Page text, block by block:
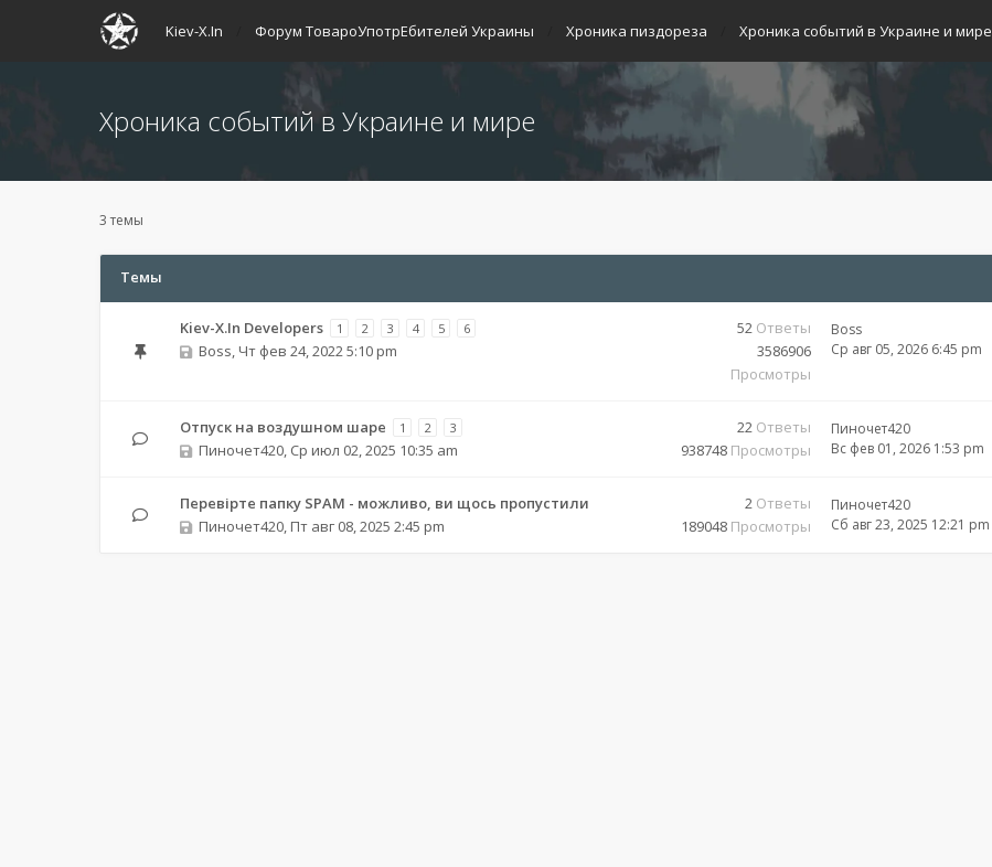
Kiev-X.In Форум ТовароУпотрЕбителей Украины Хроника пиздореза Хроника событий в Украине и мире
Хроника событий в Украине и мире
3 темы
Темы
Kiev-X.In Developers 1 2 3 4 5 6
Boss, Чт фев 24, 2022 5:10 pm
52 Ответы
3586906
Просмотры
Boss
Ср авг 05, 2026 6:45 pm
Отпуск на воздушном шаре 1 2 3
Пиночет420, Ср июл 02, 2025 10:35 am
22 Ответы
938748 Просмотры
Пиночет420
Вс фев 01, 2026 1:53 pm
Перевірте папку SPAM - можливо, ви щось пропустили
Пиночет420, Пт авг 08, 2025 2:45 pm
2 Ответы
189048 Просмотры
Пиночет420
Сб авг 23, 2025 12:21 pm